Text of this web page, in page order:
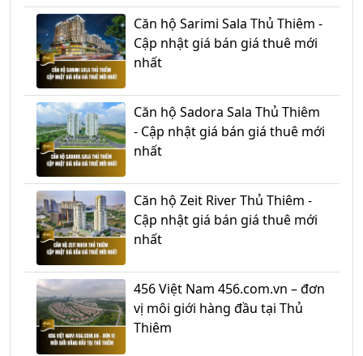
Căn hộ Sarimi Sala Thủ Thiêm -
Cập nhật giá bán giá thuê mới
nhất
Căn hộ Sadora Sala Thủ Thiêm
- Cập nhật giá bán giá thuê mới
nhất
Căn hộ Zeit River Thủ Thiêm -
Cập nhật giá bán giá thuê mới
nhất
456 Việt Nam 456.com.vn – đơn
vị môi giới hàng đầu tại Thủ
Thiêm